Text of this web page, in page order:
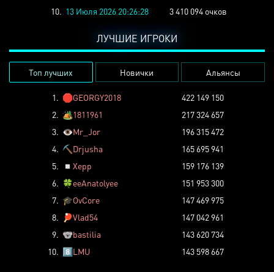
10. 13 Июля 2026 20:26:28 3 410 094 очков
ЛУЧШИЕ ИГРОКИ
Топ лучших Новички Альянсы
1. 🛑GEORGY2018
422 149 150
2. 🏕️1811961
217 324 657
3. 👁️Mr_Jor
196 315 472
4. ⛏️ Drjusha
165 695 941
5.
◽ Xepp
159 176 139
6. 🍀eeAnatolyee
151 953 300
7. 🎓OvCore
147 469 975
8.
🏓Vlad54
147 042 961
9. 🐨bastilia
143 620 734
10. 8️⃣LMU 143 598 667